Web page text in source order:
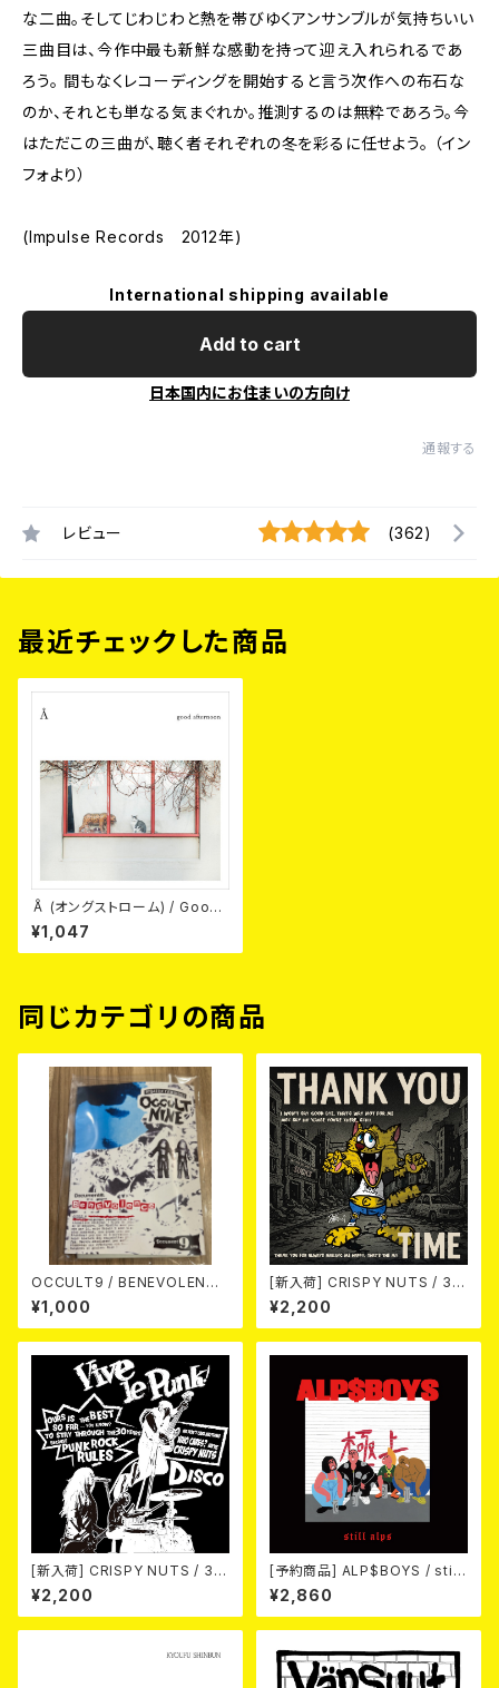
な二曲。そしてじわじわと熱を帯びゆくアンサンブルが気持ちいい
三曲目は、今作中最も新鮮な感動を持って迎え入れられるであ
ろう。 間もなくレコーディングを開始すると言う次作への布石な
のか、それとも単なる気まぐれか。推測するのは無粋であろう。今
はただこの三曲が、聴く者それぞれの冬を彩るに任せよう。 （イン
フォより）
(Impulse Records 2012年)
International shipping available
Add to cart
日本国内にお住まいの方向け
通報する
レビュー (362)
最近チェックした商品
Å (オングストローム) / Good
Afternoon 7EP
¥1,047
同じカテゴリの商品
OCCULT9 / BENEVOLENCE
(LTD.150) カセット
¥1,000
[新入荷] CRISPY NUTS / 30t
h Anniversary Vol.1 (7"EP)
¥2,200
[新入荷] CRISPY NUTS / 30t
h Anniversary Vol.2 (7"EP)
¥2,200
[予約商品] ALP$BOYS / still
alps (LP) 2026年8月12日発
売予定!!
¥2,860